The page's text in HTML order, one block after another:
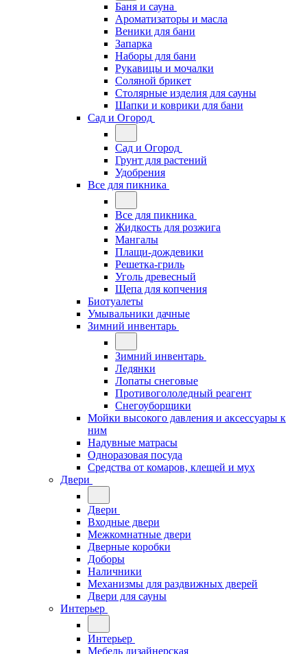
Баня и сауна
Ароматизаторы и масла
Веники для бани
Запарка
Наборы для бани
Рукавицы и мочалки
Соляной брикет
Столярные изделия для сауны
Шапки и коврики для бани
Сад и Огород
Сад и Огород
Грунт для растений
Удобрения
Все для пикника
Все для пикника
Жидкость для розжига
Мангалы
Плащи-дождевики
Решетка-гриль
Уголь древесный
Щепа для копчения
Биотуалеты
Умывальники дачные
Зимний инвентарь
Зимний инвентарь
Ледянки
Лопаты снеговые
Противогололедный реагент
Снегоуборщики
Мойки высокого давления и аксессуары к
ним
Надувные матрасы
Одноразовая посуда
Средства от комаров, клещей и мух
Двери
Двери
Входные двери
Межкомнатные двери
Дверные коробки
Доборы
Наличники
Механизмы для раздвижных дверей
Двери для сауны
Интерьер
Интерьер
Мебель дизайнерская